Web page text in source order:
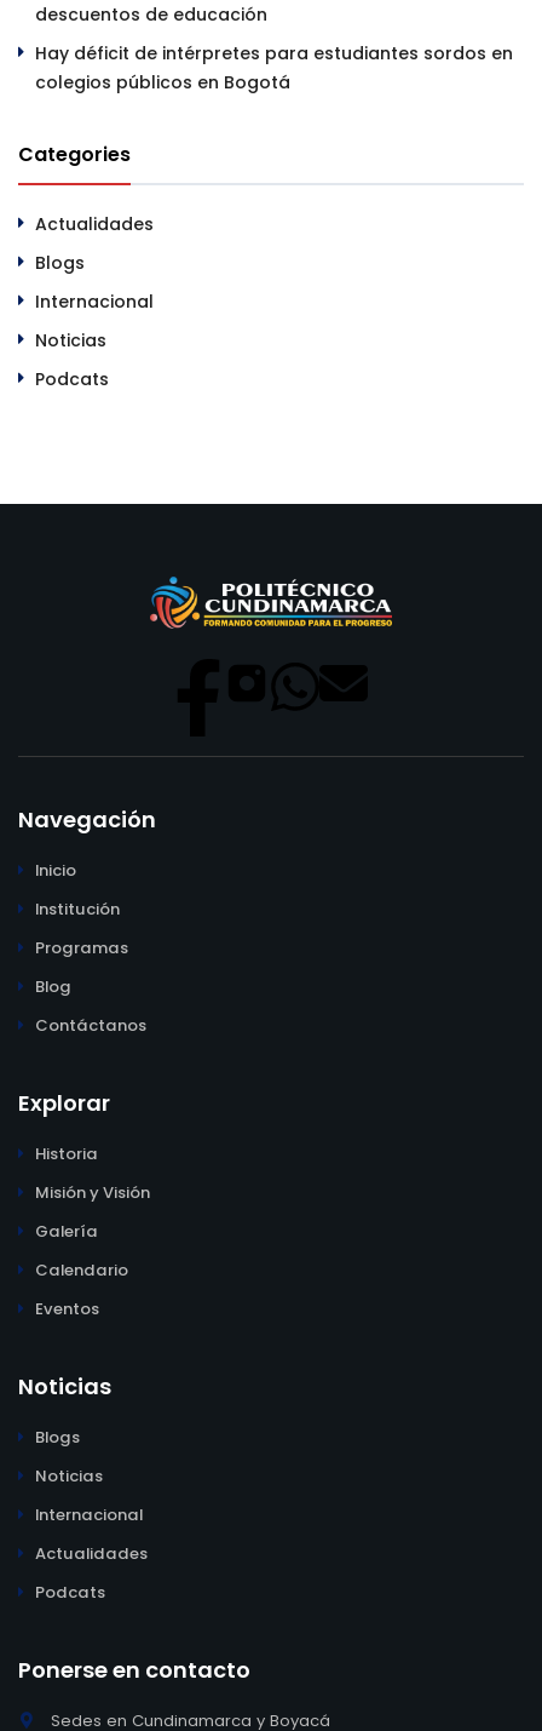
descuentos de educación
Hay déficit de intérpretes para estudiantes sordos en
colegios públicos en Bogotá
Categories
Actualidades
Blogs
Internacional
Noticias
Podcats
Navegación
Inicio
Institución
Programas
Blog
Contáctanos
Explorar
Historia
Misión y Visión
Galería
Calendario
Eventos
Noticias
Blogs
Noticias
Internacional
Actualidades
Podcats
Ponerse en contacto
Sedes en Cundinamarca y Boyacá